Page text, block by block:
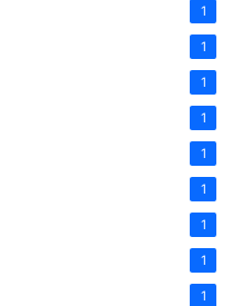
1
1
1
1
1
1
1
1
1